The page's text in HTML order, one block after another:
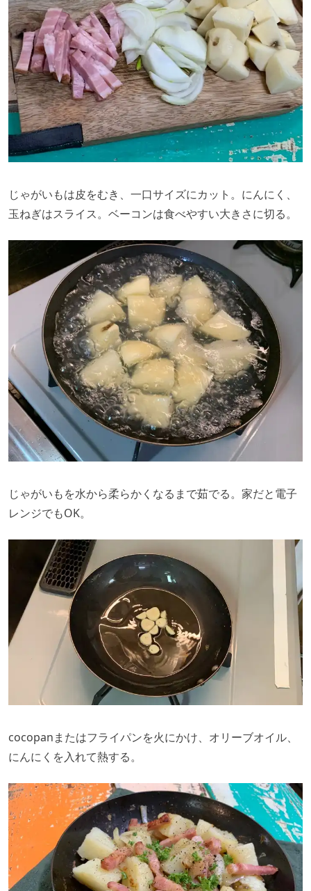
じゃがいもは皮をむき、一口サイズにカット。にんにく、
玉ねぎはスライス。ベーコンは食べやすい大きさに切る。
じゃがいもを水から柔らかくなるまで茹でる。家だと電子
レンジでもOK。
cocopanまたはフライパンを火にかけ、オリーブオイル、
にんにくを入れて熱する。